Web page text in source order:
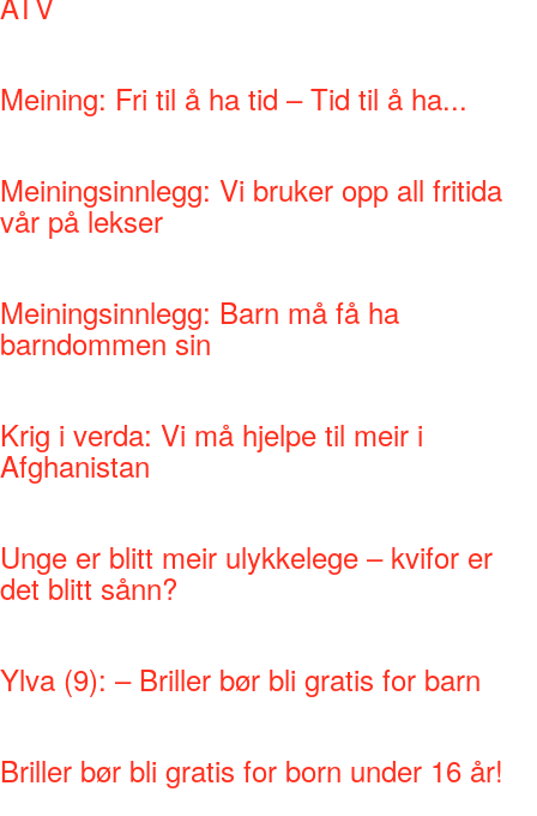
Meining: Fri til å ha tid – Tid til å ha...
Meiningsinnlegg: Vi bruker opp all fritida
vår på lekser
Meiningsinnlegg: Barn må få ha
barndommen sin
Krig i verda: Vi må hjelpe til meir i
Afghanistan
Unge er blitt meir ulykkelege – kvifor er
det blitt sånn?
Ylva (9): – Briller bør bli gratis for barn
Briller bør bli gratis for born under 16 år!